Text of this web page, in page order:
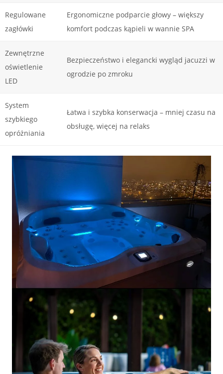
Regulowane
zagłówki
Ergonomiczne podparcie głowy – większy
komfort podczas kąpieli w wannie SPA
Zewnętrzne
oświetlenie
LED
Bezpieczeństwo i elegancki wygląd jacuzzi w
ogrodzie po zmroku
System
szybkiego
opróżniania
Łatwa i szybka konserwacja – mniej czasu na
obsługę, więcej na relaks